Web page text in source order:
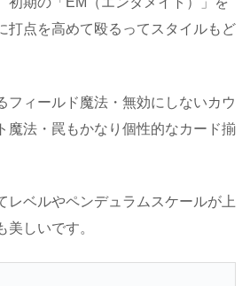
打点を高めて殴るってスタイルもど
フィールド魔法・無効にしないカウ
魔法・罠もかなり個性的なカード揃
レベルやペンデュラムスケールが上
しいです。